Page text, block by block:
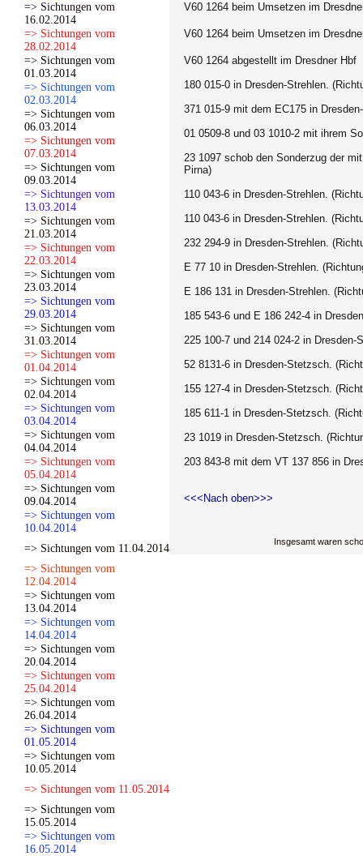
=> Sichtungen vom
16.02.2014
=> Sichtungen vom
28.02.2014
=> Sichtungen vom
01.03.2014
=> Sichtungen vom
02.03.2014
=> Sichtungen vom
06.03.2014
=> Sichtungen vom
07.03.2014
=> Sichtungen vom
09.03.2014
=> Sichtungen vom
13.03.2014
=> Sichtungen vom
21.03.2014
=> Sichtungen vom
22.03.2014
=> Sichtungen vom
23.03.2014
=> Sichtungen vom
29.03.2014
=> Sichtungen vom
31.03.2014
=> Sichtungen vom
01.04.2014
=> Sichtungen vom
02.04.2014
=> Sichtungen vom
03.04.2014
=> Sichtungen vom
04.04.2014
=> Sichtungen vom
05.04.2014
=> Sichtungen vom
09.04.2014
=> Sichtungen vom
10.04.2014
=> Sichtungen vom 11.04.2014
=> Sichtungen vom
12.04.2014
=> Sichtungen vom
13.04.2014
=> Sichtungen vom
14.04.2014
=> Sichtungen vom
20.04.2014
=> Sichtungen vom
25.04.2014
=> Sichtungen vom
26.04.2014
=> Sichtungen vom
01.05.2014
=> Sichtungen vom
10.05.2014
=> Sichtungen vom 11.05.2014
=> Sichtungen vom
15.05.2014
=> Sichtungen vom
16.05.2014
V60 1264 beim Umsetzen im
V60 1264 beim Umsetzen im
V60 1264 abgestellt im Dresdner Hbf
180 015-0 in Dresden-Strehlen.
371 015-9 mit dem EC175 in
01 0509-8 und 03 1010-2 mit ihrem
23 1097 schob den Sonderzug der
Pirna)
110 043-6 in Dresden-Strehlen.
110 043-6 in Dresden-Strehlen.
232 294-9 in Dresden-Strehlen.
E 77 10 in Dresden-Strehlen.
E 186 131 in Dresden-Strehlen.
185 543-6 und E 186 242-4 in
225 100-7 und 214 024-2 in
52 8131-6 in Dresden-Stetzsch.
155 127-4 in Dresden-Stetzsch.
185 611-1 in Dresden-Stetzsch.
23 1019 in Dresden-Stetzsch.
203 843-8 mit dem VT 137 856 in
<<<Nach oben>>>
Insgesamt waren